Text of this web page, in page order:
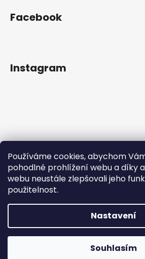
Používáme cookies, abychom
pohodlné prohlížení webu a díky
webu neustále zlepšovali jeho
použitelnost.
Nastavení
Souhlasím
Facebook
Instagram
Copyright 2026IN Style taneční
vyhrazena.